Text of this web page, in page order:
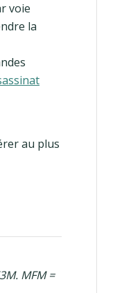
voie
la
au plus
MFM =